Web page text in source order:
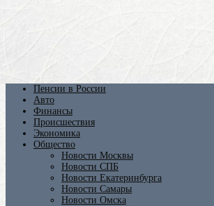
Пенсии в России
Авто
Финансы
Происшествия
Экономика
Общество
Новости Москвы
Новости СПБ
Новости Екатеринбурга
Новости Самары
Новости Омска